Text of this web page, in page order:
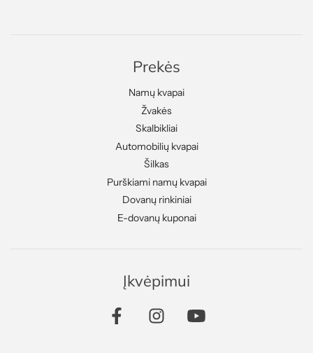
Prekės
Namų kvapai
Žvakės
Skalbikliai
Automobilių kvapai
Šilkas
Purškiami namų kvapai
Dovanų rinkiniai
E-dovanų kuponai
Įkvėpimui